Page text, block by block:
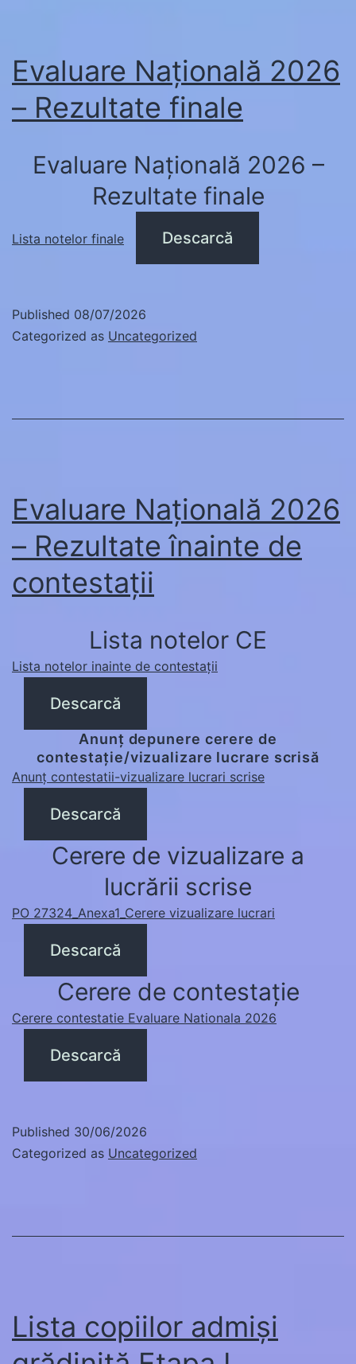
Evaluare Națională 2026
– Rezultate finale
Evaluare Națională 2026 –
Rezultate finale
Lista notelor finale Descarcă
Published 08/07/2026
Categorized as Uncategorized
Evaluare Națională 2026
– Rezultate înainte de
contestații
Lista notelor CE
Lista notelor inainte de contestații
Descarcă
Anunț depunere cerere de
contestație/vizualizare lucrare scrisă
Anunț contestatii-vizualizare lucrari scrise
Descarcă
Cerere de vizualizare a
lucrării scrise
PO 27324_Anexa1_Cerere vizualizare lucrari
Descarcă
Cerere de contestație
Cerere contestatie Evaluare Nationala 2026
Descarcă
Published 30/06/2026
Categorized as Uncategorized
Lista copiilor admiși